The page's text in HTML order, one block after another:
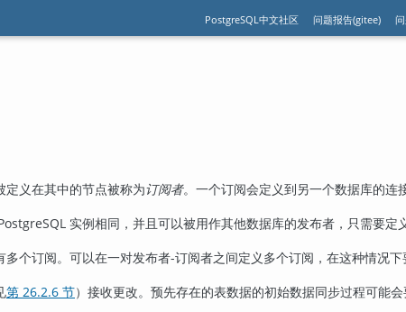
PostgreSQL中文社区 问题报告(gitee)
义在其中的节点被称为订阅者。一个订阅会定义到另一个数据库的连
实例相同，并且可以被用作其他数据库的发布者，只需要定
个订阅。可以在一对发布者-订阅者之间定义多个订阅，在这种情况下
第 26.2.6 节）接收更改。预先存在的表数据的初始数据同步过程可能